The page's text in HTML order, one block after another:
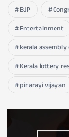
BJP
Entertainment
kerala
Kerala lottery
pinarayi vijayan